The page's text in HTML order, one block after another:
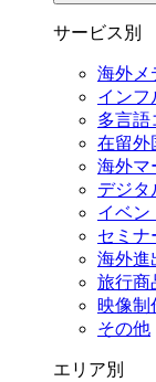
サービス別
海外メ
インフ
多言語
在留外
海外マ
デジタ
イベン
セミナ
海外進
旅行商
映像制
その他
エリア別